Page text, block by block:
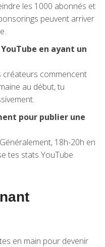
les 1000 abonnés et
peuvent arriver
en ayant un
créateurs commencent
au début, tu
pour publier une
18h-20h en
tes stats YouTube
en main pour devenir